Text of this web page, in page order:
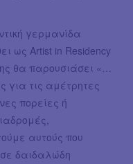
γερμανίδα
ως Artist in Residency
θα παρουσιάσει «…
για τις αμέτρητες
πορείες ή
αυτούς που
δαιδαλώδη